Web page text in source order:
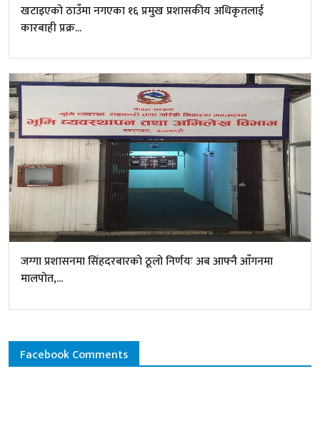
खटाइएको ठाउँमा नगएका १६ प्रमुख प्रशासकीय अधिकृतलाई
कारबाही प्रक्र...
जग्गा प्रशासनमा सिंहदरबारको ठूलो निर्णयः अब आफ्नै आँगनमा
मालपोत,...
Facebook Comments